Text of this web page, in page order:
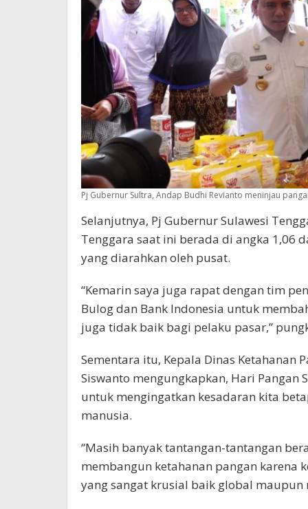
Pj Gubernur Sultra, Andap Budhi Revianto meninjau
Selanjutnya, Pj Gubernur Sulawesi
Tenggara saat ini berada di angka 1,06
yang diarahkan oleh pusat.
“Kemarin saya juga rapat dengan tim
Bulog dan Bank Indonesia untuk
juga tidak baik bagi pelaku pasar,”
Sementara itu, Kepala Dinas Ketahanan
Siswanto mengungkapkan, Hari
untuk mengingatkan kesadaran kita
manusia.
“Masih banyak tantangan-tantangan
membangun ketahanan pangan karena
yang sangat krusial baik global maupun